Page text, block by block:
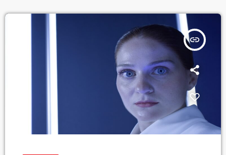
επικίνδυνα μεταξύ τους. Σαν […]
insert_link